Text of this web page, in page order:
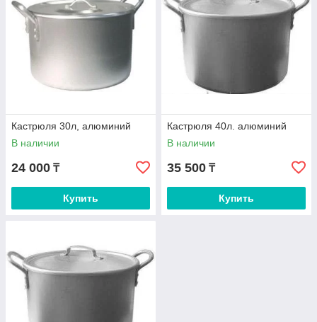
Кастрюля 30л, алюминий
В наличии
24 000 ₸
Купить
Кастрюля 40л. алюминий
В наличии
35 500 ₸
Купить